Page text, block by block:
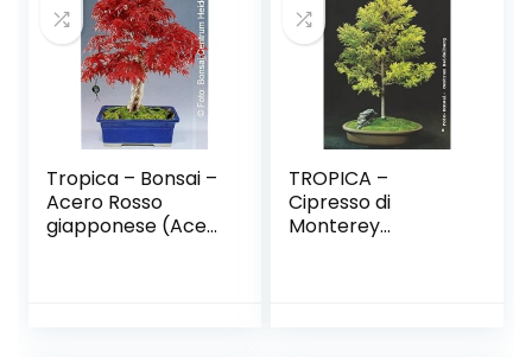
Tropica – Bonsai –
Acero Rosso
giapponese (Acer
TROPICA –
Cipresso di
Monterey